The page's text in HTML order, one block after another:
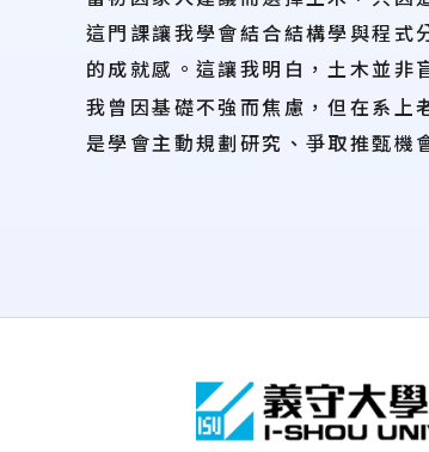
這門課讓我學會結合結構學與程式
的成就感。這讓我明白，土木並非
我曾因基礎不強而焦慮，但在系上
是學會主動規劃研究、爭取推甄機